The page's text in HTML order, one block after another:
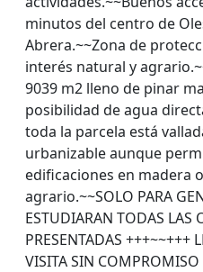
minutos del centro de
Abrera.~~Zona de
interés natural y
9039 m2 lleno de pinar
posibilidad de agua
toda la parcela está
urbanizable aunque
edificaciones en madera
agrario.~~SOLO PARA
ESTUDIARAN TODAS LAS
PRESENTADAS +++~~+++
VISITA SIN COMPROMISO